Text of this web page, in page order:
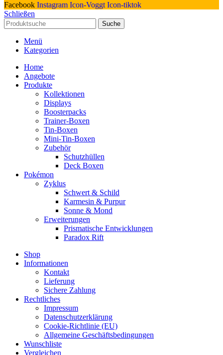
Facebook Instagram Icon-Voggt Icon-tiktok
Schließen
Suche
Menü
Kategorien
Home
Angebote
Produkte
Kollektionen
Displays
Boosterpacks
Trainer-Boxen
Tin-Boxen
Mini-Tin-Boxen
Zubehör
Schutzhüllen
Deck Boxen
Pokémon
Zyklus
Schwert & Schild
Karmesin & Purpur
Sonne & Mond
Erweiterungen
Prismatische Entwicklungen
Paradox Rift
Shop
Informationen
Kontakt
Lieferung
Sichere Zahlung
Rechtliches
Impressum
Datenschutzerklärung
Cookie-Richtlinie (EU)
Allgemeine Geschäftsbedingungen
Wunschliste
Vergleichen